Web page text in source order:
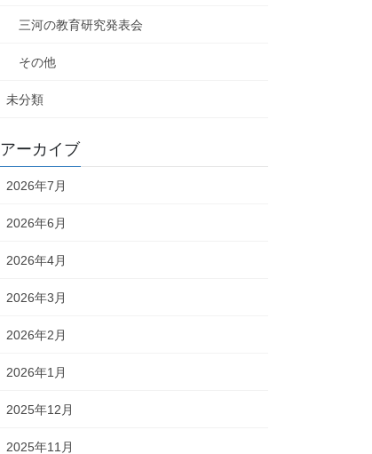
三河の教育研究発表会
その他
未分類
アーカイブ
2026年7月
2026年6月
2026年4月
2026年3月
2026年2月
2026年1月
2025年12月
2025年11月